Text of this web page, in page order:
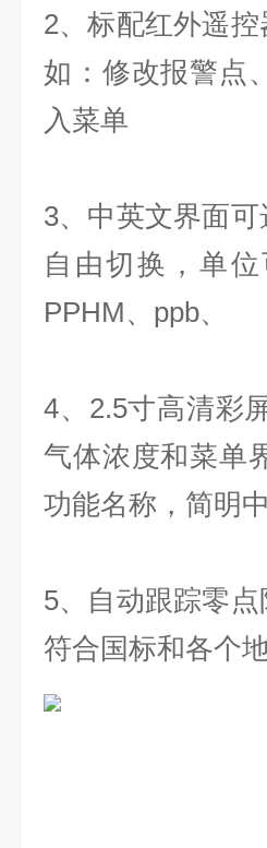
2、标配红外遥
如：修改报警点
入菜单
3、中英文界面
自由切换，单
PPHM、ppb、
4、2.5寸高清彩
气体浓度和菜单
功能名称，简明
5、自动跟踪零
符合国标和各个